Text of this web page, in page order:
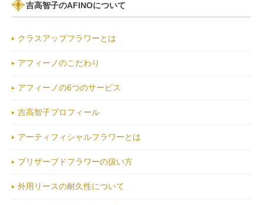
吉高智子のAFINOについて
クラスアップフラワーとは
アフィーノのこだわり
アフィーノの6つのサービス
吉高智子プロフィール
アーティフィシャルフラワーとは
ブリザーブドフラワーの扱い方
外用リースの耐久性について